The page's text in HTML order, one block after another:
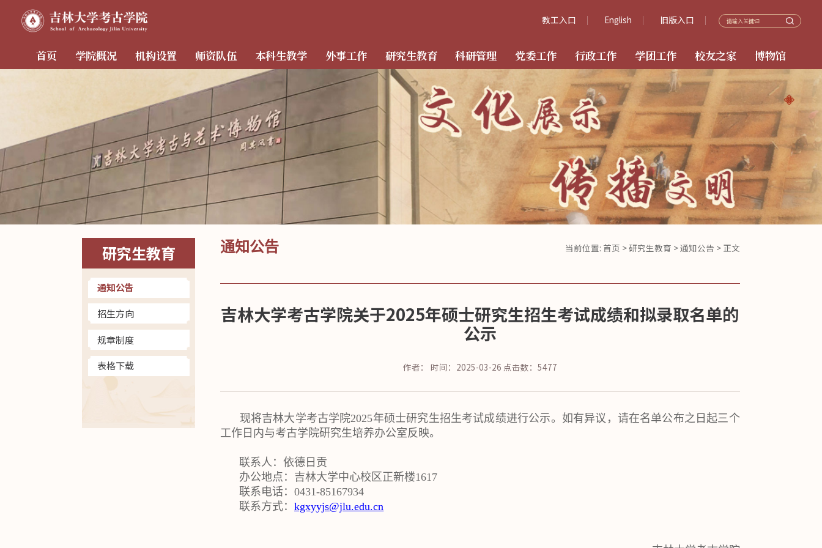
教工入口 English 旧版入口
首页 学院概况 机构设置 师资队伍 本科生教学 外事工作 研究生教育 科研管理 党委工作 行政工作 学团工作 校友之家 博物馆
研究生教育
通知公告
招生方向
规章制度
表格下载
通知公告 当前位置: 首页 >研究生教育 >通知公告 > 正文
吉林大学考古学院关于2025年硕士研究生招生考试成绩和拟录取名单的
公示
作者： 时间：2025-03-26 点击数： 5477
现将吉林大学考古学院2025年硕士研究生招生考试成绩进行公示。如有异议，请在名单公布之日起三个
工作日内与考古学院研究生培养办公室反映。
联系人：依德日贡
办公地点：吉林大学中心校区正新楼161 7
联系电话：0431-85167934
联系方式：kgxyyjs@jlu.edu.cn